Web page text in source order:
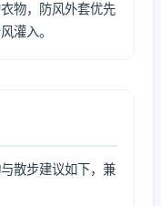
物，防风外套优先
灌入。
散步建议如下，兼